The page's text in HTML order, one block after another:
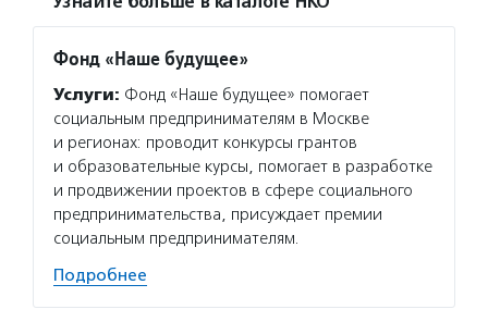
Фонд «Наше будущее»
Услуги: Фонд «Наше будущее» помогает
социальным предпринимателям в Москве
и регионах: проводит конкурсы грантов
и образовательные курсы, помогает в разработке
и продвижении проектов в сфере социального
предпринимательства, присуждает премии
социальным предпринимателям.
Подробнее